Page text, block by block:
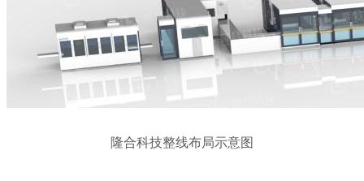
隆合科技整线布局示意图